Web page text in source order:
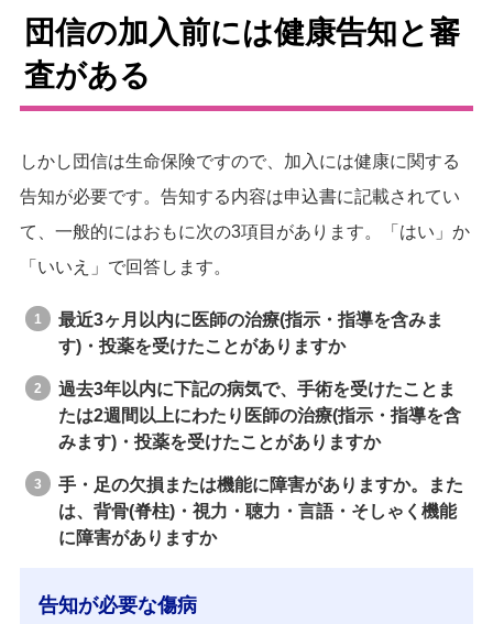
団信の加入前には健康告知と審
査がある
しかし団信は生命保険ですので、加入には健康に関する
告知が必要です。告知する内容は申込書に記載されてい
て、一般的にはおもに次の3項目があります。「はい」か
「いいえ」で回答します。
最近3ヶ月以内に医師の治療(指示・指導を含みま
す)・投薬を受けたことがありますか
過去3年以内に下記の病気で、手術を受けたことま
たは2週間以上にわたり医師の治療(指示・指導を含
みます)・投薬を受けたことがありますか
手・足の欠損または機能に障害がありますか。また
は、背骨(脊柱)・視力・聴力・言語・そしゃく機能
に障害がありますか
告知が必要な傷病